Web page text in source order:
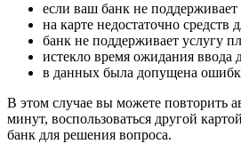
если ваш банк не
на карте недостаточно средств
банк не поддерживает услугу
истекло время ожидания ввода
в данных была допущена
В этом случае вы можете повторить
минут, воспользоваться другой
банк для решения вопроса.